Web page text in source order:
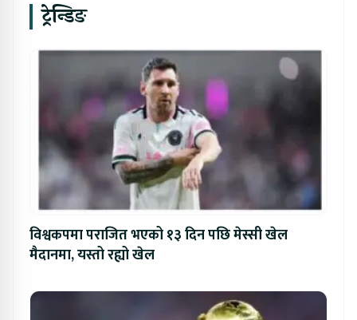
ट्रेन्डिङ
विश्वकपमा पराजित भएको १३ दिन पछि मेस्सी खेल
मैदानमा, यस्तो रह्यो खेल